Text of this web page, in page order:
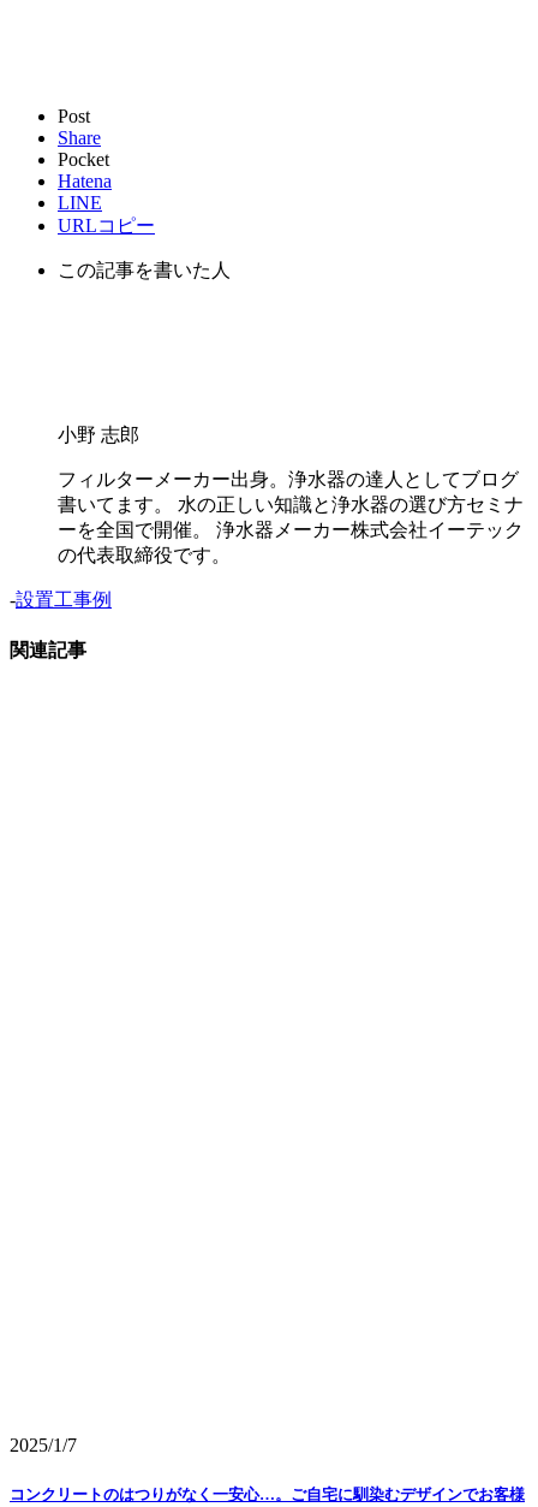
Post
Share
Pocket
Hatena
LINE
URLコピー
この記事を書いた人
小野 志郎
フィルターメーカー出身。浄水器の達人としてブログ
書いてます。 水の正しい知識と浄水器の選び方セミナ
ーを全国で開催。 浄水器メーカー株式会社イーテック
の代表取締役です。
-設置工事例
関連記事
2025/1/7
コンクリートのはつりがなく一安心…。ご自宅に馴染むデザインでお客様